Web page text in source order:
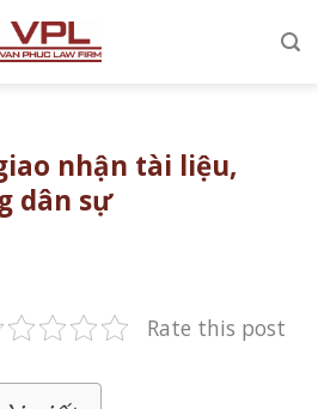
nhận tài liệu,
dân sự
Rate this post